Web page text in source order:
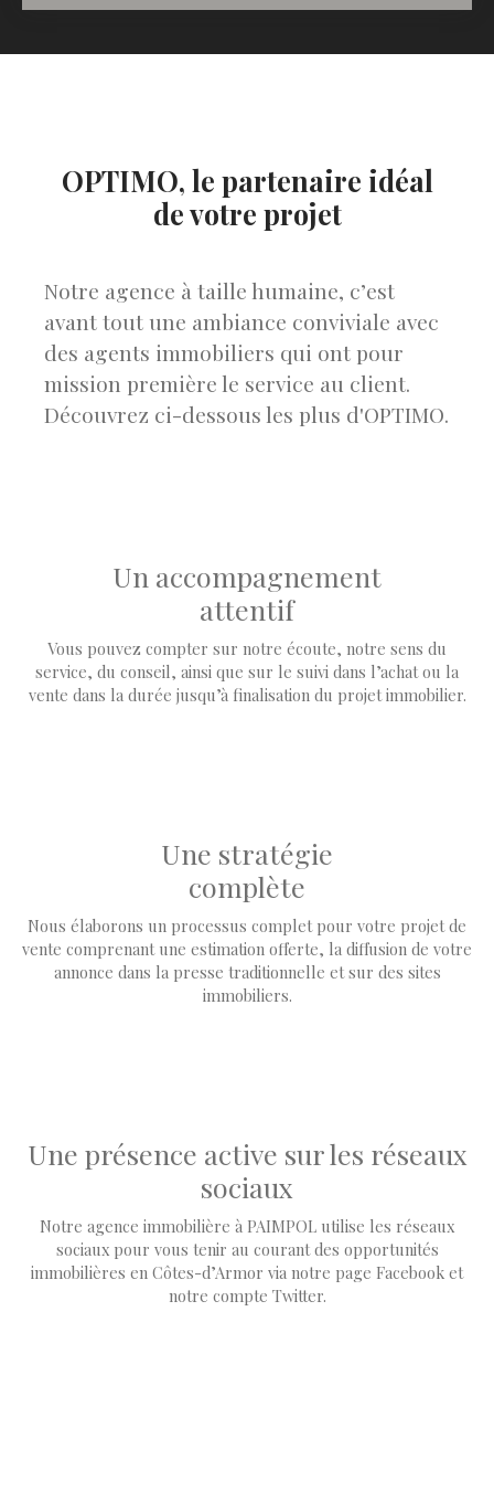
OPTIMO, le partenaire idéal
de votre projet
Notre agence à taille humaine, c’est
avant tout une ambiance conviviale avec
des agents immobiliers qui ont pour
mission première le service au client.
Découvrez ci-dessous les plus d'OPTIMO.
Un accompagnement
attentif
Vous pouvez compter sur notre écoute, notre sens du
service, du conseil, ainsi que sur le suivi dans l’achat ou la
vente dans la durée jusqu’à finalisation du projet immobilier.
Une stratégie
complète
Nous élaborons un processus complet pour votre projet de
vente comprenant une estimation offerte, la diffusion de votre
annonce dans la presse traditionnelle et sur des sites
immobiliers.
Une présence active sur les réseaux
sociaux
Notre agence immobilière à PAIMPOL utilise les réseaux
sociaux pour vous tenir au courant des opportunités
immobilières en Côtes-d’Armor via notre page Facebook et
notre compte Twitter.